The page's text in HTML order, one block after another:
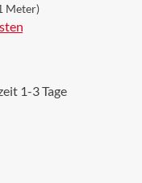
Meter)
1-3 Tage